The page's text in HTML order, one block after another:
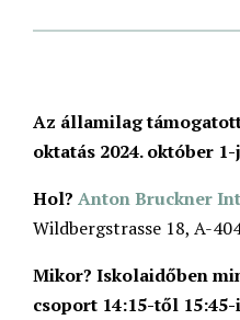
Az államilag
oktatás 2024. október
Hol? Anton Bruckner
Wildbergstrasse 18, A-
Mikor? Iskolaidőben
csoport 14:15-től